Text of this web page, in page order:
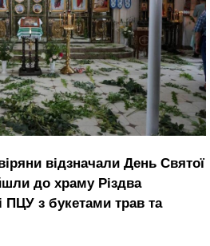
відзначали День Святої
до храму Різдва
ПЦУ з букетами трав та